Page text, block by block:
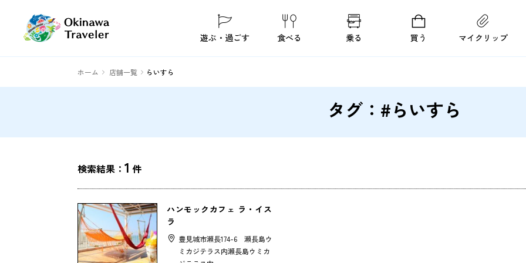
遊ぶ・過ごす 食べる 乗る 買う マイクリップ
ホーム 店舗一覧 らいすら
タグ：#らいすら
検索結果： 1 件
ハンモックカフェ ラ・イス
ラ
豊見城市瀬長174-6 瀬長島ウ
ミカジテラス内瀬長島ウミカ